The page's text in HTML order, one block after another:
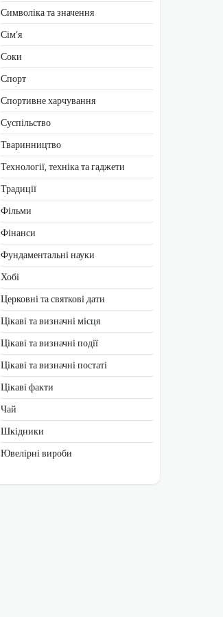
Символіка та значення
Сім’я
Соки
Спорт
Спортивне харчування
Суспільство
Тваринництво
Технології, техніка та гаджети
Традиції
Фільми
Фінанси
Фундаментальні науки
Хобі
Церковні та святкові дати
Цікаві та визначні місця
Цікаві та визначні події
Цікаві та визначні постаті
Цікаві факти
Чай
Шкідники
Ювелірні вироби